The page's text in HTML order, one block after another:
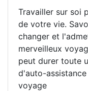
Travailler sur soi
de votre vie.
changer et
merveilleux
peut durer toute
d'auto-
voyage